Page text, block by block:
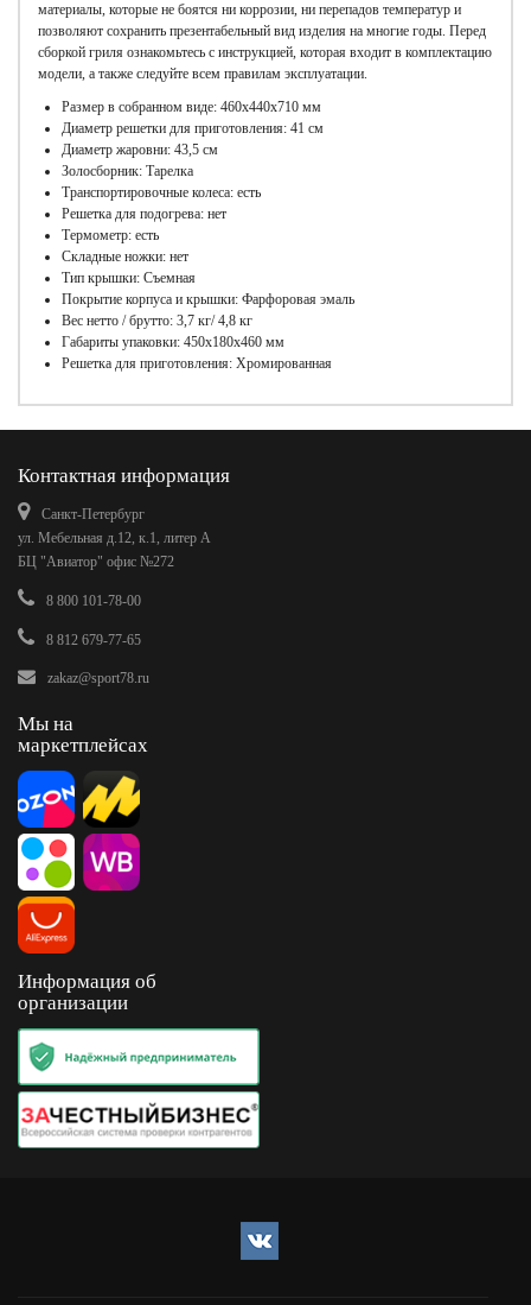
материалы, которые не боятся ни коррозии, ни перепадов температур и
позволяют сохранить презентабельный вид изделия на многие годы. Перед
сборкой гриля ознакомьтесь с инструкцией, которая входит в комплектацию
модели, а также следуйте всем правилам эксплуатации.
Размер в собранном виде: 460x440x710 мм
Диаметр решетки для приготовления: 41 см
Диаметр жаровни: 43,5 см
Золосборник: Тарелка
Транспортировочные колеса: есть
Решетка для подогрева: нет
Термометр: есть
Складные ножки: нет
Тип крышки: Съемная
Покрытие корпуса и крышки: Фарфоровая эмаль
Вес нетто / брутто: 3,7 кг/ 4,8 кг
Габариты упаковки: 450х180х460 мм
Решетка для приготовления: Хромированная
Контактная информация
Санкт-Петербург
ул. Мебельная д.12, к.1, литер А
БЦ "Авиатор" офис №272
8 800 101-78-00
8 812 679-77-65
zakaz@sport78.ru
Мы на
маркетплейсах
Информация об
организации